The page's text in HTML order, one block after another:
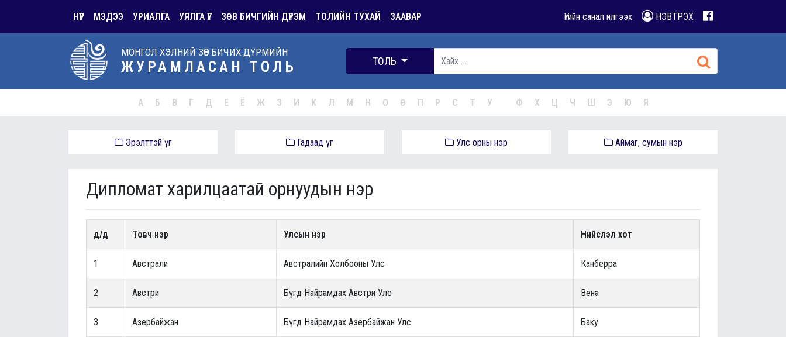
НҮҮР МЭДЭЭ УРИАЛГА УЯЛГА ҮГ ЗӨВ БИЧГИЙН ДҮРЭМ ТОЛИЙН ТУХАЙ ЗААВАР Үгийн санал илгээх НЭВТРЭХ
МОНГОЛ ХЭЛНИЙ ЗӨВ БИЧИХ ДҮРМИЙН
ЖУРАМЛАСАН ТОЛЬ ТОЛЬ
А Б В Г Д Е Ё Ж З И К Л М Н О Ө П Р С Т У Ф Х Ц Ч Ш Э Ю Я
Эрэлттэй үг Гадаад үг Улс орны нэр Аймаг, сумын нэр
Дипломат харилцаатай орнуудын нэр
д/д Товч нэр Улсын нэр Нийслэл хот
1 Австрали Австралийн Холбооны Улс Канберра
2 Австри Бүгд Найрамдах Австри Улс Вена
3 Азербайжан Бүгд Найрамдах Азербайжан Улс Баку